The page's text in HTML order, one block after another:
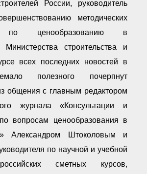
Общественный контроль
Политика информационной
Антикоррупционная политика
Орган надзора
Членство в НКО
Работа в Общественных советах
Законодательство РФ по
техническим регламентам
Повышение квалификации,
переподготовка
России, руководитель
методических
по ценообразованию в
Министерства строительства и
всех последних новостей в
полезного почерпнут
общения с главным редактором
журнала «Консультации и
вопросам ценообразования в
Александром Штоколовым и
по научной и учебной
сметных курсов,